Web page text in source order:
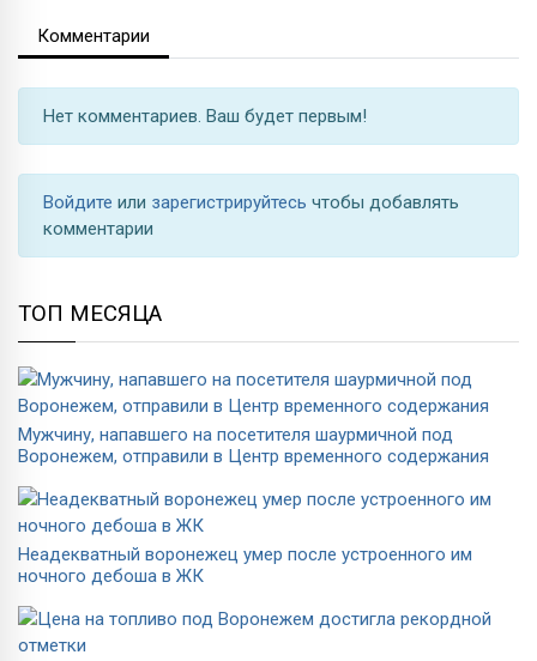
Комментарии
Нет комментариев. Ваш будет первым!
Войдите или зарегистрируйтесь чтобы добавлять
комментарии
ТОП МЕСЯЦА
Мужчину, напавшего на посетителя шаурмичной под
Воронежем, отправили в Центр временного содержания
Неадекватный воронежец умер после устроенного им
ночного дебоша в ЖК